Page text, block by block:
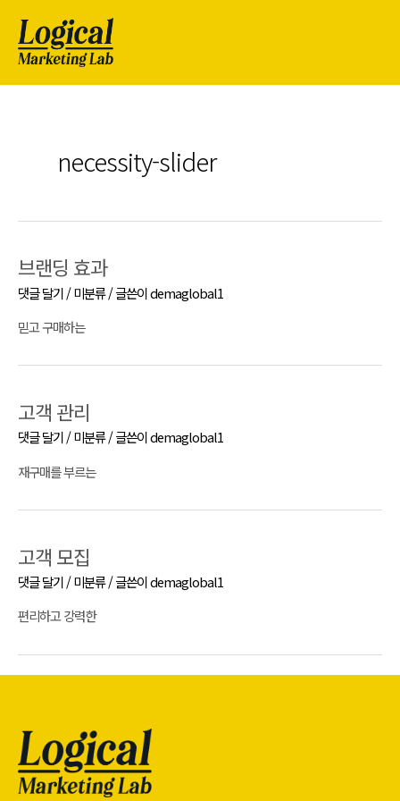
necessity-slider
브랜딩 효과
댓글 달기/미분류/ 글쓴이demaglobal1
믿고 구매하는
고객 관리
댓글 달기/미분류/ 글쓴이demaglobal1
재구매를 부르는
고객 모집
댓글 달기/미분류/ 글쓴이demaglobal1
편리하고 강력한